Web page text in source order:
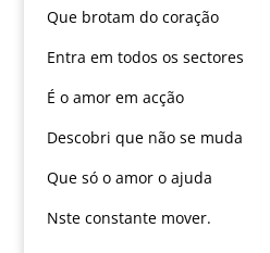
Que brotam do coração
Entra em todos os sectores
É o amor em acção
Descobri que não se muda
Que só o amor o ajuda
Nste constante mover.